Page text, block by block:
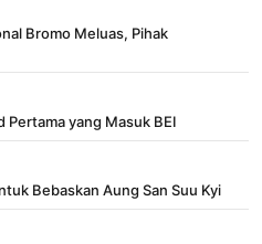
Bromo Meluas, Pihak
Pertama yang Masuk BEI
Bebaskan Aung San Suu Kyi